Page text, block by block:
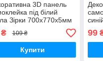
3D панель
під білий
Зірки 700х770х5мм
SW-00000086
109 ₴
Купити
99